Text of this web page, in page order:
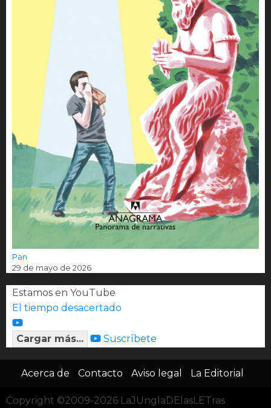
Pan
29 de mayo de 2026
Estamos en YouTube
El tiempo desacertado
Cargar más... Suscríbete
Acerca de Contacto Aviso legal La Editorial
Copyright ©2009-2026 LaJUnglaDElasLETras